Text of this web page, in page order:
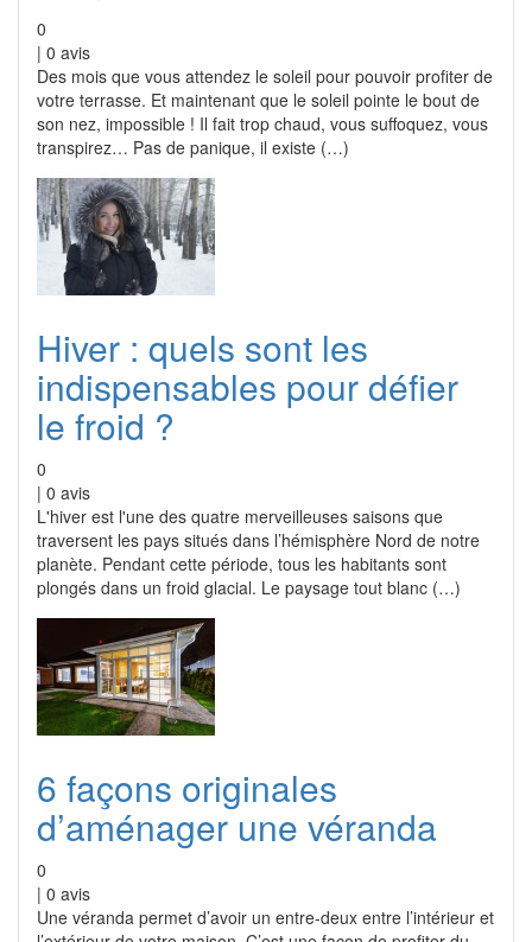
0
| 0 avis
Des mois que vous attendez le soleil pour pouvoir profiter de
votre terrasse. Et maintenant que le soleil pointe le bout de
son nez, impossible ! Il fait trop chaud, vous suffoquez, vous
transpirez… Pas de panique, il existe (…)
Hiver : quels sont les
indispensables pour défier
le froid ?
0
| 0 avis
L'hiver est l'une des quatre merveilleuses saisons que
traversent les pays situés dans l’hémisphère Nord de notre
planète. Pendant cette période, tous les habitants sont
plongés dans un froid glacial. Le paysage tout blanc (…)
6 façons originales
d’aménager une véranda
0
| 0 avis
Une véranda permet d’avoir un entre-deux entre l’intérieur et